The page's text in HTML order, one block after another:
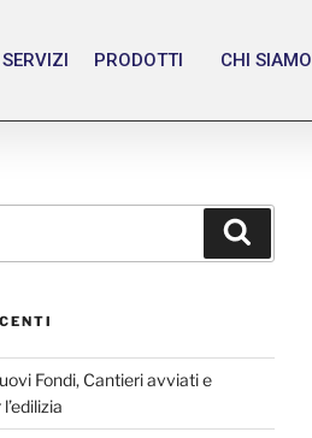
SERVIZI PRODOTTI CHI SIAMO
Fondi, Cantieri avviati e